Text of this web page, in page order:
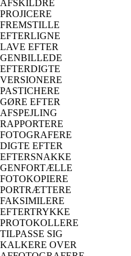
AFSKILDRE
PROJICERE
FREMSTILLE
EFTERLIGNE
LAVE EFTER
GENBILLEDE
EFTERDIGTE
VERSIONERE
PASTICHERE
GØRE EFTER
AFSPEJLING
RAPPORTERE
FOTOGRAFERE
DIGTE EFTER
EFTERSNAKKE
GENFORTÆLLE
FOTOKOPIERE
PORTRÆTTERE
FAKSIMILERE
EFTERTRYKKE
PROTOKOLLERE
TILPASSE SIG
KALKERE OVER